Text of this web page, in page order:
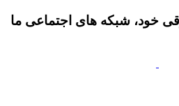
خود، شبکه های اجتماعی ما